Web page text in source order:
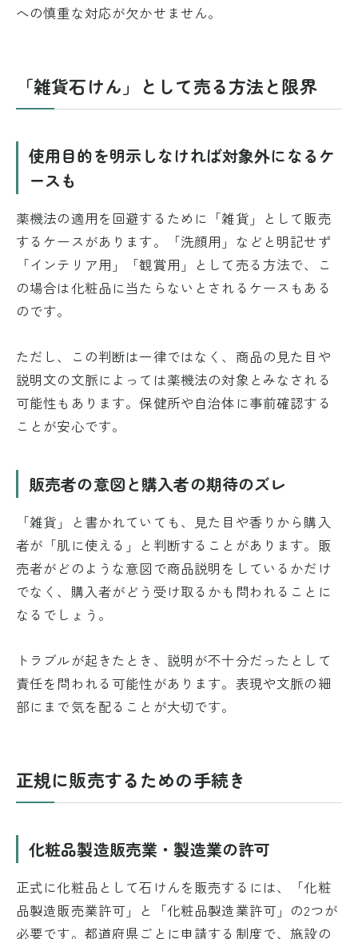
への慎重な対応が欠かせません。
「雑貨石けん」として売る方法と限界
使用目的を明示しなければ対象外になるケ
ースも
薬機法の適用を回避するために「雑貨」として販売
するケースがあります。「洗顔用」などと明記せず
「インテリア用」「観賞用」として売る方法で、こ
の場合は化粧品に当たらないとされるケースもある
のです。
ただし、この判断は一律ではなく、商品の見た目や
説明文の文脈によっては薬機法の対象とみなされる
可能性もあります。保健所や自治体に事前確認する
ことが安心です。
販売者の意図と購入者の期待のズレ
「雑貨」と書かれていても、見た目や香りから購入
者が「肌に使える」と判断することがあります。販
売者がどのような意図で商品説明をしているかだけ
でなく、購入者がどう受け取るかも問われることに
なるでしょう。
トラブルが起きたとき、説明が不十分だったとして
責任を問われる可能性があります。表現や文脈の細
部にまで気を配ることが大切です。
正規に販売するための手続き
化粧品製造販売業・製造業の許可
正式に化粧品として石けんを販売するには、「化粧
品製造販売業許可」と「化粧品製造業許可」の2つが
必要です。都道府県ごとに申請する制度で、施設の